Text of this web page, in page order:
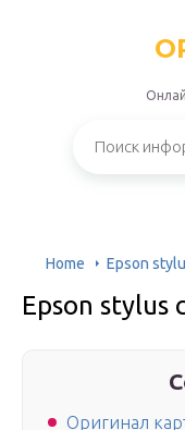
Home Epson
Epson stylus
Оригинал